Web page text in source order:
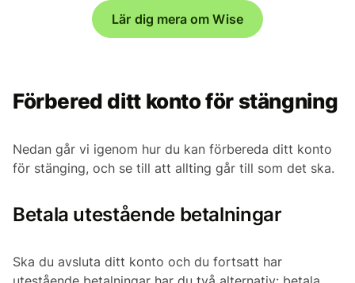
Lär dig mera om Wise
Förbered ditt konto för stängning
Nedan går vi igenom hur du kan förbereda ditt konto
för stänging, och se till att allting går till som det ska.
Betala utestående betalningar
Ska du avsluta ditt konto och du fortsatt har